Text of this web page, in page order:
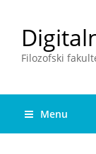
Filozofski
Menu